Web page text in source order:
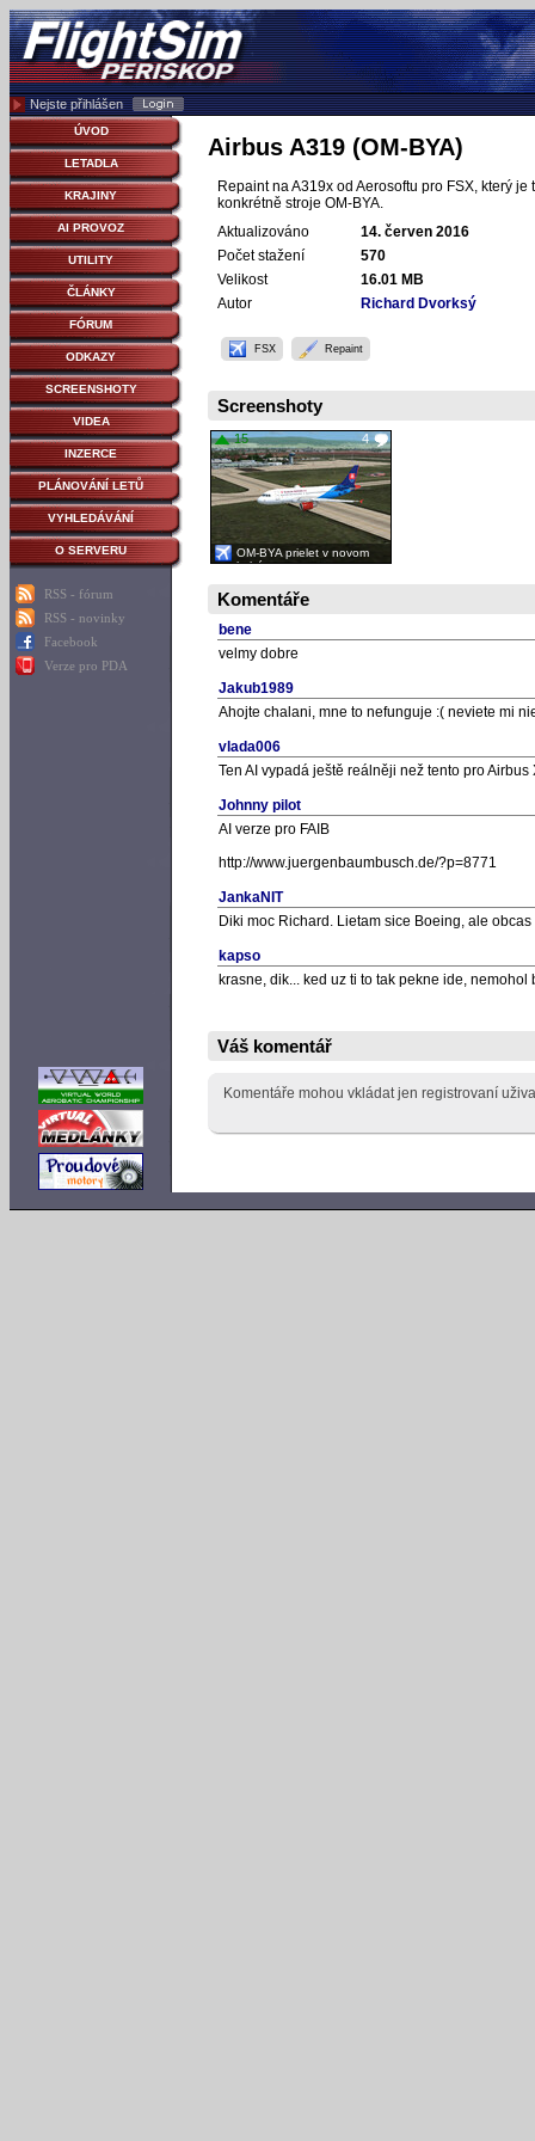
Nejste přihlášen
ÚVOD
LETADLA
KRAJINY
AI PROVOZ
UTILITY
ČLÁNKY
FÓRUM
ODKAZY
SCREENSHOTY
VIDEA
INZERCE
PLÁNOVÁNÍ LETŮ
VYHLEDÁVÁNÍ
O SERVERU
RSS - fórum
RSS - novinky
Facebook
Verze pro PDA
Airbus A319 (OM-BYA)
Repaint na A319x od Aerosoftu pro FSX, který
konkrétně stroje OM-BYA.
Aktualizováno
14. červen 2016
Počet stažení
570
Velikost
16.01 MB
Autor
Richard Dvorksý
FSX Repaint
Screenshoty
4
15
OM-BYA prielet v novom
kabáte
Komentáře
bene
velmy dobre
Jakub1989
Ahojte chalani, mne to nefunguje :( neviete mi
vlada006
Ten AI vypadá ještě reálněji než tento pro Airbus
Johnny pilot
AI verze pro FAIB
http://www.juergenbaumbusch.de/?p=8771
JankaNIT
Diki moc Richard. Lietam sice Boeing, ale obcas
kapso
krasne, dik... ked uz ti to tak pekne ide,
Váš komentář
Komentáře mohou vkládat jen registrovaní